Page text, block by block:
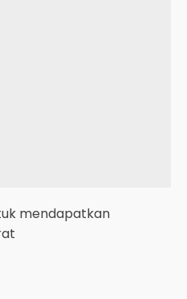
mendapatkan